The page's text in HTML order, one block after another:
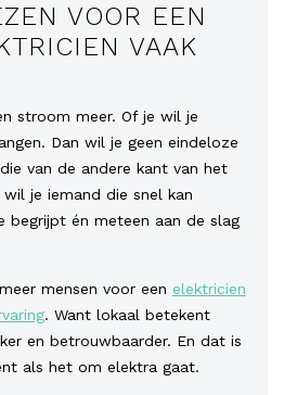
VOOR EEN
VAAK
stroom meer. Of je wil je
Dan wil je geen eindeloze
van de andere kant van het
je iemand die snel kan
begrijpt én meteen aan de slag
mensen voor een elektricien
. Want lokaal betekent
en betrouwbaarder. En dat is
als het om elektra gaat.